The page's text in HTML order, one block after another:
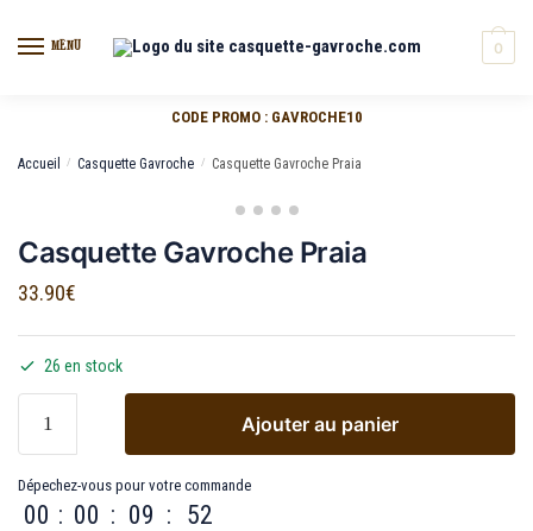
MENU 0
CODE PROMO : GAVROCHE10
Accueil / Casquette Gavroche / Casquette Gavroche Praia
Casquette Gavroche Praia
33.90€
26 en stock
Ajouter au panier
Dépechez-vous pour votre commande
00 : 00 : 09 : 52